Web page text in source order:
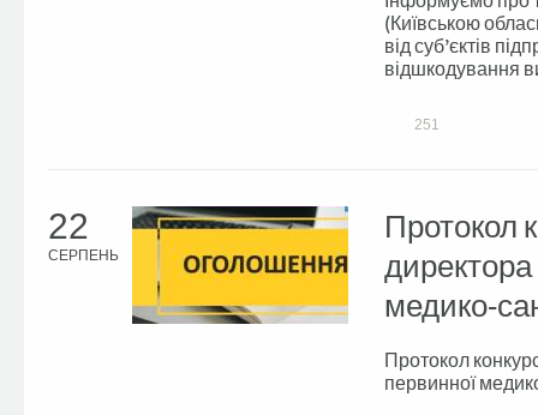
(Київською
від суб’єктів
відшкодування
251
22
СЕРПЕНЬ
Протокол
медико-
Протокол
первинної